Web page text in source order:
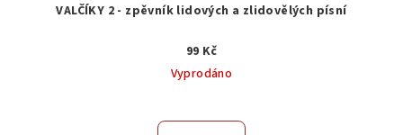
VALČÍKY 2 - zpěvník lidových a zlidovělých písní
99 Kč
Vyprodáno